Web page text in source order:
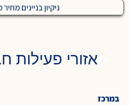
ניקיון בניינים מחיר מ-
אזורי פעילות
במרכז